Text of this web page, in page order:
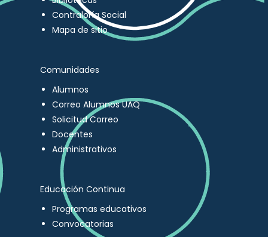
Contraloría Social
Mapa de sitio
Comunidades
Alumnos
Correo Alumnos UAQ
Solicitud Correo
Docentes
Administrativos
Educación Continua
Programas educativos
Convocatorias